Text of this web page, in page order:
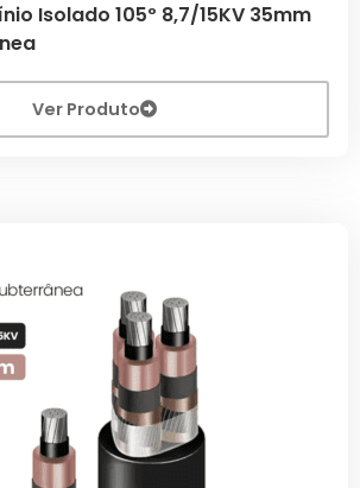
Isolado 105º 8,7/15KV 35mm
Ver Produto